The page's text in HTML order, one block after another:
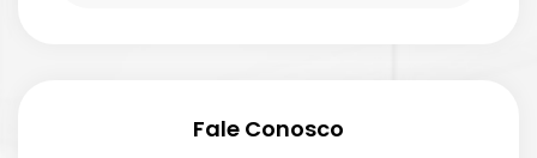
Fale Conosco